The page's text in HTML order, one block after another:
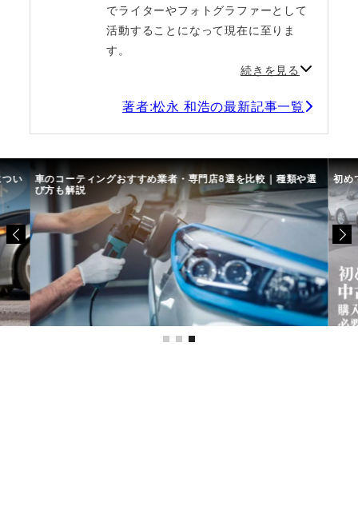
でライターやフォトグラファーとして
活動することになって現在に至りま
す。
続きを見る
著者:松永 和浩の最新記事一覧
い 車のコーティングおすすめ業者・専門店8選を比較｜種類や選
び方も解説
初め